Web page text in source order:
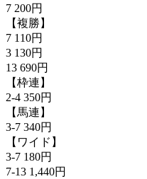
7 200円
【複勝】
7 110円
3 130円
13 690円
【枠連】
2-4 350円
【馬連】
3-7 340円
【ワイド】
3-7 180円
7-13 1,440円